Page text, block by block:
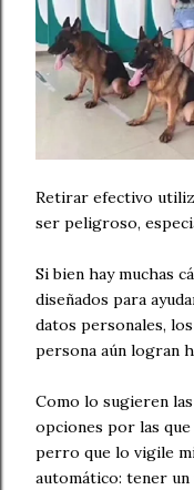
Retirar efectivo
ser peligroso,
Si bien hay muchas
diseñados para
datos personales,
persona aún logran
Como lo sugieren
opciones por las
perro que lo vigile
automático: tener